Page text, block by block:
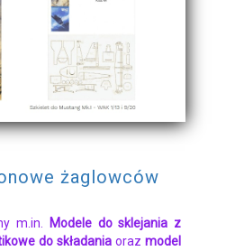
żaglowców
m.in.
Modele do sklejania z
do składania oraz model